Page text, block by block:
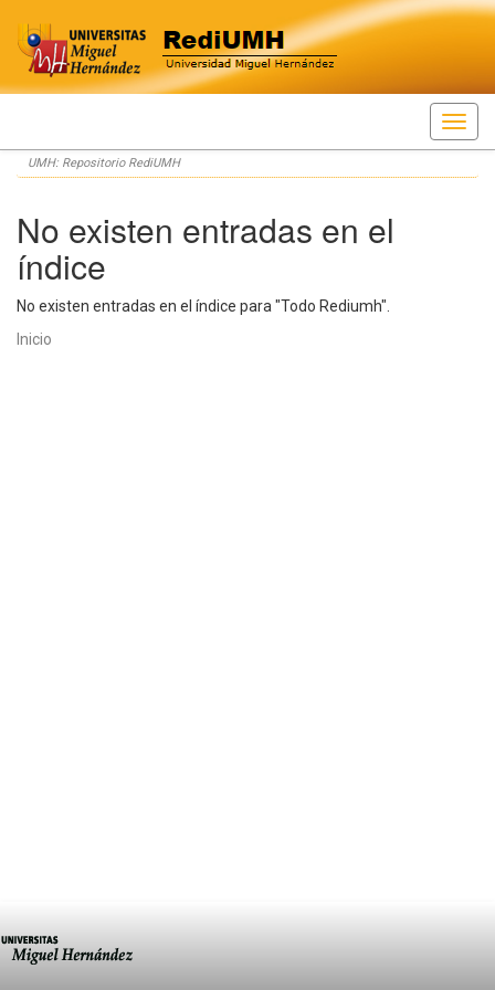
Skip
navigation
UMH: Repositorio RediUMH
No existen entradas en el
índice
No existen entradas en el índice para "Todo Rediumh".
Inicio